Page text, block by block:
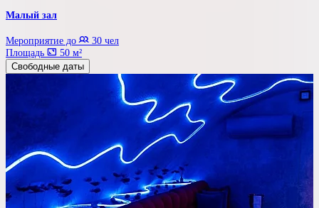
Малый зал
Мероприятие до
30 чел
Площадь
50 м²
Свободные даты